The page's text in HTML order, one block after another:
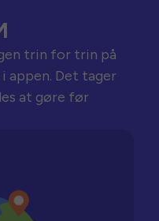
trin for trin på
appen. Det tager
at gøre før